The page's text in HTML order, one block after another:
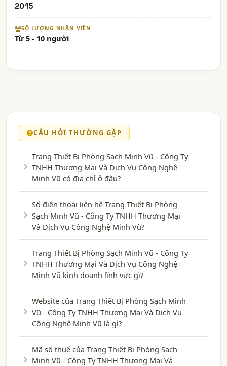
2015
SỐ LƯỢNG NHÂN VIÊN
Từ 5 - 10 người
CÂU HỎI THƯỜNG GẶP
Trang Thiết Bị Phòng Sạch Minh Vũ - Công Ty
TNHH Thương Mại Và Dịch Vụ Công Nghệ
Minh Vũ có địa chỉ ở đâu?
Số điện thoại liên hệ Trang Thiết Bị Phòng
Sạch Minh Vũ - Công Ty TNHH Thương Mại
Và Dịch Vụ Công Nghệ Minh Vũ?
Trang Thiết Bị Phòng Sạch Minh Vũ - Công Ty
TNHH Thương Mại Và Dịch Vụ Công Nghệ
Minh Vũ kinh doanh lĩnh vực gì?
Website của Trang Thiết Bị Phòng Sạch Minh
Vũ - Công Ty TNHH Thương Mại Và Dịch Vụ
Công Nghệ Minh Vũ là gì?
Mã số thuế của Trang Thiết Bị Phòng Sạch
Minh Vũ - Công Ty TNHH Thương Mại Và